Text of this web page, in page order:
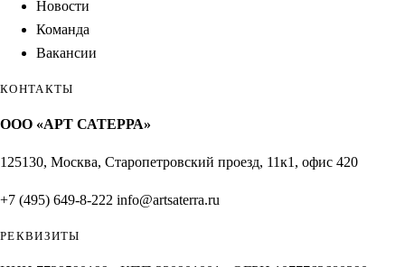
Новости
Команда
Вакансии
КОНТАКТЫ
ООО «АРТ САТЕРРА»
125130, Москва, Старопетровский проезд, 11к1, офис 420
+7 (495) 649-8-222 info@artsaterra.ru
РЕКВИЗИТЫ